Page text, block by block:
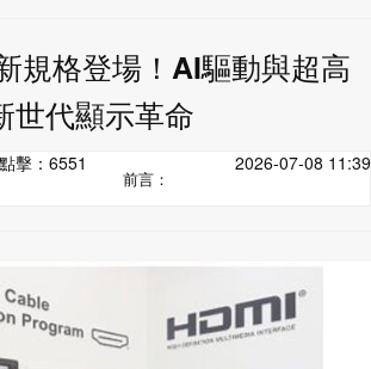
規格登場！AI驅動與超高
世代顯示革命
： 6551 2026-07-08 11:39
前言：